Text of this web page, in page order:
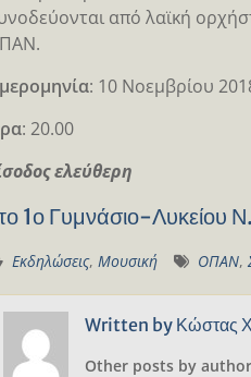
από λαϊκή
: 10 Νοεμβρίου
: 20.00
ελεύθερη
1ο Γυμνάσιο-Λυκείου
Εκδηλώσεις, Μουσική ΟΠΑΝ,
Written by Κώστας
Other posts by author